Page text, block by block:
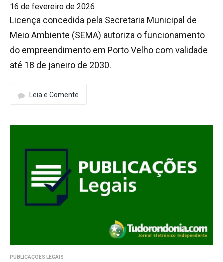
16 de fevereiro de 2026
Licença concedida pela Secretaria Municipal de
Meio Ambiente (SEMA) autoriza o funcionamento
do empreendimento em Porto Velho com validade
até 18 de janeiro de 2030.
Leia e Comente
PUBLICAÇÕES LEGAIS